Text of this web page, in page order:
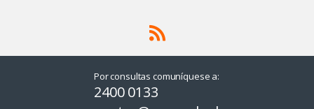
Por consultas comuníquese a:
2400 0133